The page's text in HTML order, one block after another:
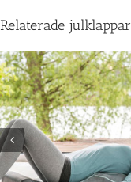
Relaterade julklappar